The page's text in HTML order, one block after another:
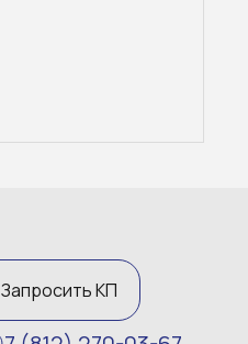
Запросить КП